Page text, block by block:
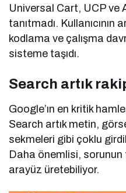
Universal Cart, UCP ve
tanıtmadı. Kullanıcının
kodlama ve çalışma
sisteme taşıdı.
Search artık
Google’ın en kritik
Search artık metin,
sekmeleri gibi çoklu
Daha önemlisi, sorunun
arayüz üretebiliyor.